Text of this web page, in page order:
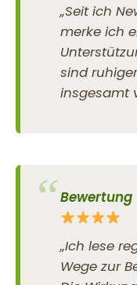
„Seit ich
merke ich
sind
insgesamt
Bewertung
„Ich lese
Wege zur